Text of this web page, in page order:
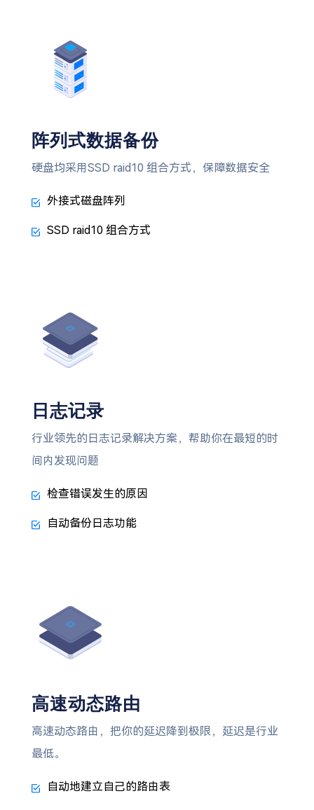
阵列式数据备份
硬盘均采用SSD raid10 组合方式，保障数据安全
外接式磁盘阵列
SSD raid10 组合方式
日志记录
行业领先的日志记录解决方案，帮助你在最短的时
间内发现问题
检查错误发生的原因
自动备份日志功能
高速动态路由
高速动态路由，把你的延迟降到极限，延迟是行业
最低。
自动地建立自己的路由表